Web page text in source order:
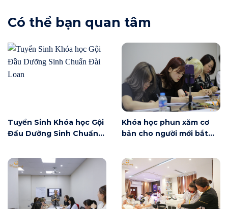
Có thể bạn quan tâm
Tuyển Sinh Khóa học Gội
Đầu Dưỡng Sinh Chuẩn
Khóa học phun xăm cơ
bản cho người mới bắt
có gì?